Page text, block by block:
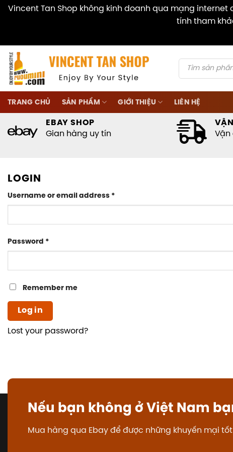
Vincent Tan Shop không kinh doanh qua mạng
tính tham
content
Products
search
TRANG CHỦ SẢN PHẨM GIỚI THIỆU LIÊN HỆ
EBAY SHOP
Gian hàng uy tín
Vận
LOGIN
Username or email address *Required
Password *Required
Remember me
Log in
Lost your password?
Nếu bạn không ở Việt Nam
Mua hàng qua Ebay để được những khuyến mại